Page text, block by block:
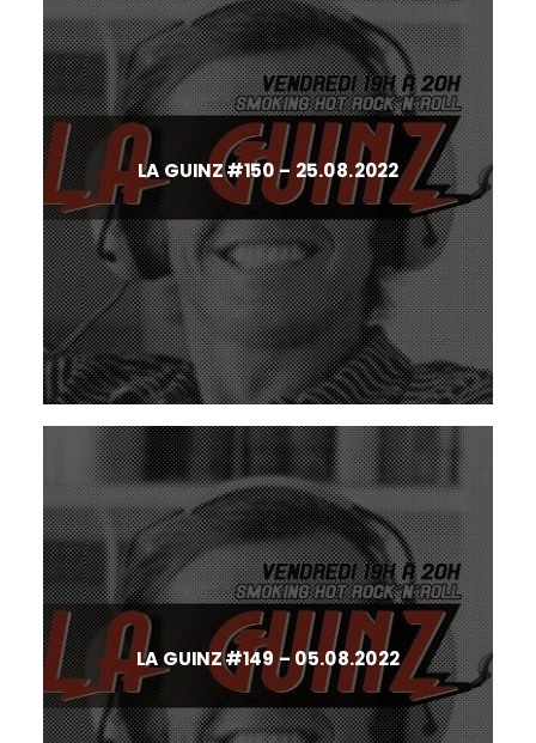
LA GUINZ #150 – 25.08.2022
LA GUINZ #149 – 05.08.2022